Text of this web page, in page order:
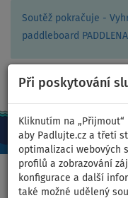
Soutěž pokračuje -
paddleboard
Při poskytování
Kliknutím na
aby Padlujte.cz a třetí
optimalizaci webových
profilů a zobrazování
konfigurace a další
také možné udělený
Domů >Čluny a motory